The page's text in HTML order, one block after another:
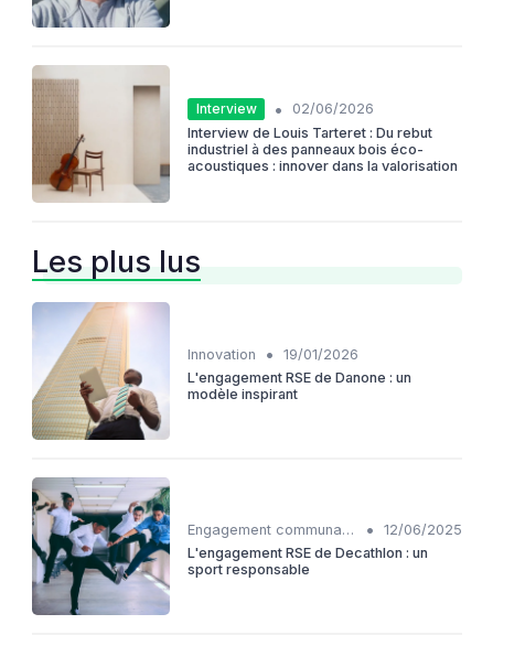
Interview •
02/06/2026
Interview de Louis Tarteret : Du rebut
industriel à des panneaux bois éco-
acoustiques : innover dans la valorisation
Les plus lus
Innovation •
19/01/2026
L'engagement RSE de Danone : un
modèle inspirant
Engagement communautaire •
12/06/2025
L'engagement RSE de Decathlon : un
sport responsable